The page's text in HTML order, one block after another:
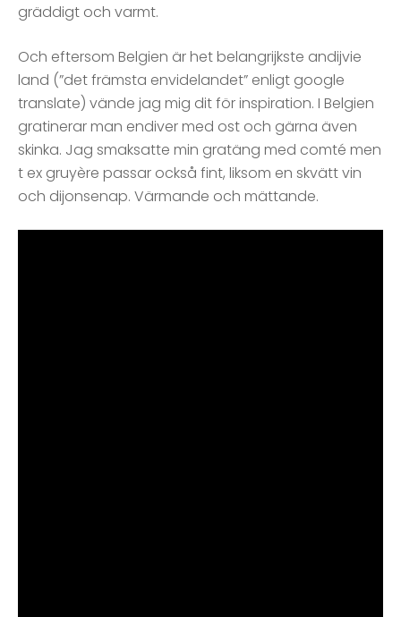
gräddigt och varmt.
Och eftersom Belgien är het belangrijkste andijvie
land (”det främsta envidelandet” enligt google
translate) vände jag mig dit för inspiration. I Belgien
gratinerar man endiver med ost och gärna även
skinka. Jag smaksatte min gratäng med comté men
t ex gruyère passar också fint, liksom en skvätt vin
och dijonsenap. Värmande och mättande.